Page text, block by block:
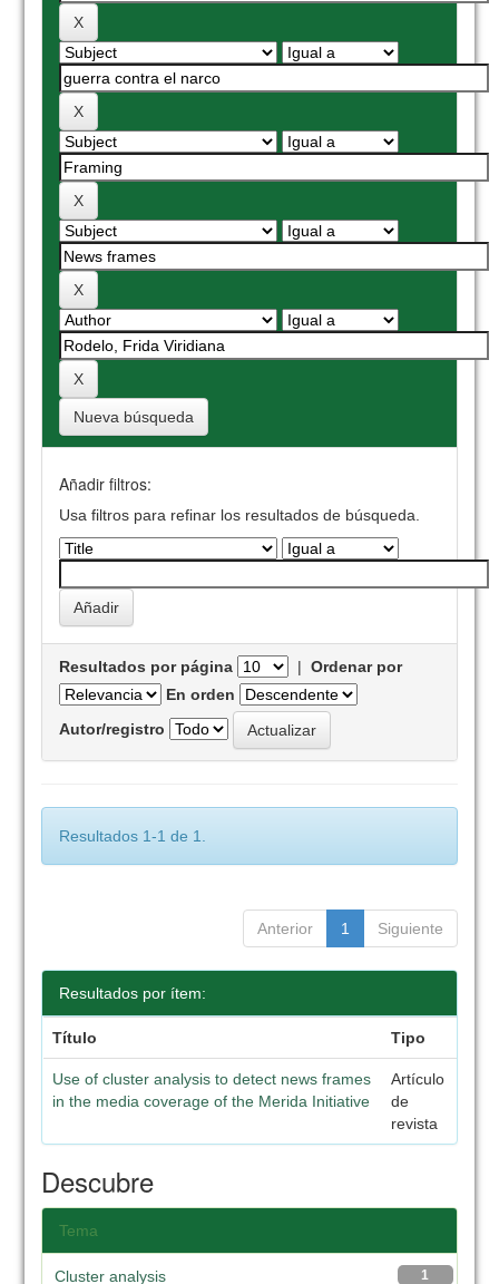
Nueva búsqueda
Añadir filtros:
Usa filtros para refinar los resultados de búsqueda.
Resultados por página |Ordenar por
En orden
Autor/registro
Resultados 1-1 de 1.
Anterior 1 Siguiente
Resultados por ítem:
Título Tipo
Use of cluster analysis to detect news frames
in the media coverage of the Merida Initiative
Artículo
de
revista
Descubre
Tema
1
Cluster analysis